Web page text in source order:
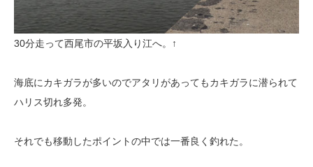
30分走って西尾市の平坂入り江へ。↑
海底にカキガラが多いのでアタリがあってもカキガラに潜られて
ハリス切れ多発。
それでも移動したポイントの中では一番良く釣れた。